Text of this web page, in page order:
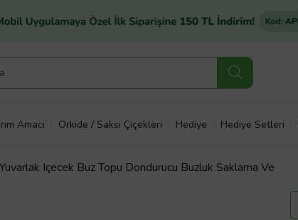
Amacı Orkide / Saksı Çiçekleri Hediye Hediye Setleri
Içecek Buz Topu Dondurucu Buzluk Saklama Ve